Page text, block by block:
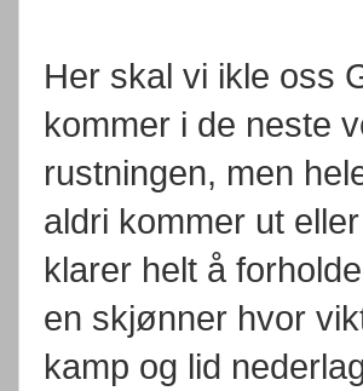
Her skal vi ikle oss
kommer i de neste
rustningen, men
aldri kommer ut
klarer helt å
en skjønner hvor
kamp og lid